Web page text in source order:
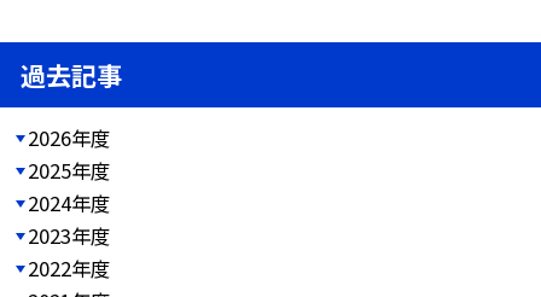
過去記事
2026年度
2025年度
2024年度
2023年度
2022年度